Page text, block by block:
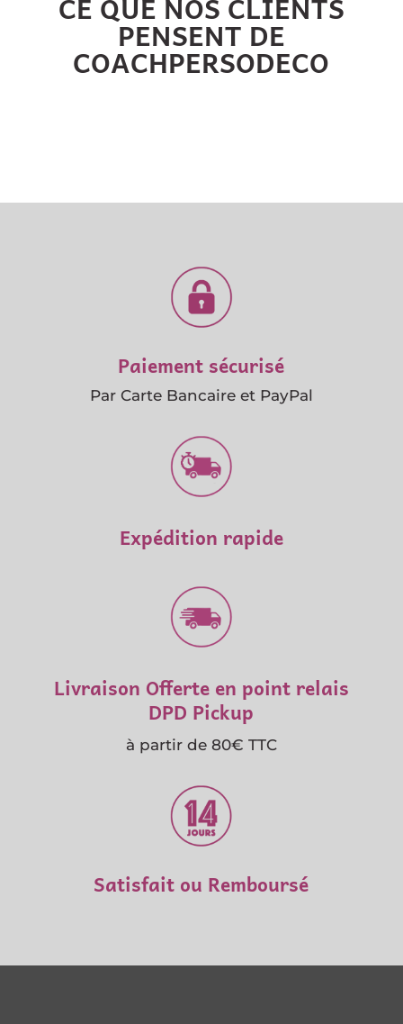
PENSENT DE
COACHPERSODECO
Paiement sécurisé
Par Carte Bancaire et PayPal
Expédition rapide
Livraison Offerte en point relais
DPD Pickup
à partir de 80€ TTC
Satisfait ou Remboursé